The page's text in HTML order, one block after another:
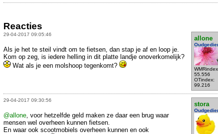
Reacties
29-04-2017 09:05:46
allone
55.556
OTindex:
99.216
Als je het te steil vindt om te fietsen, dan stap je af en loop je.
Kom op zeg, is iedere helling in dit platte landje onoverkomelijk?
Wat als je een molshoop tegenkomt?
29-04-2017 09:30:56
stora
@allone , voor hetzelfde geld maken ze daar een brug waar
mensen wel overheen kunnen fietsen.
En waar ook scootmobiels overheen kunnen en ook